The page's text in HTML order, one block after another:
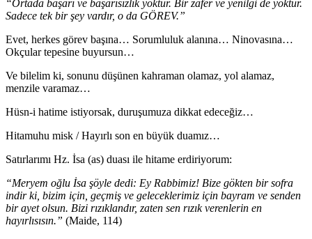
“Ortada başarı ve başarısızlık yoktur. Bir zafer ve yenilgi de yoktur.
Sadece tek bir şey vardır, o da GÖREV.”
Evet, herkes görev başına… Sorumluluk alanına… Ninovasına…
Okçular tepesine buyursun…
Ve bilelim ki, sonunu düşünen kahraman olamaz, yol alamaz,
menzile varamaz…
Hüsn-i hatime istiyorsak, duruşumuza dikkat edeceğiz…
Hitamuhu misk / Hayırlı son en büyük duamız…
Satırlarımı Hz. İsa (as) duası ile hitame erdiriyorum:
“Meryem oğlu İsa şöyle dedi: Ey Rabbimiz! Bize gökten bir sofra
indir ki, bizim için, geçmiş ve geleceklerimiz için bayram ve senden
bir ayet olsun. Bizi rızıklandır, zaten sen rızık verenlerin en
hayırlısısın.” (Maide, 114)